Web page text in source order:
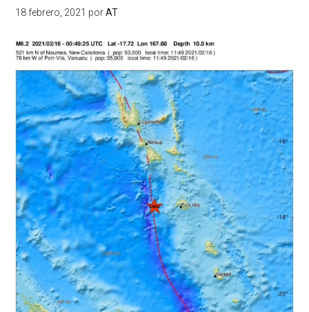
18 febrero, 2021 porAT